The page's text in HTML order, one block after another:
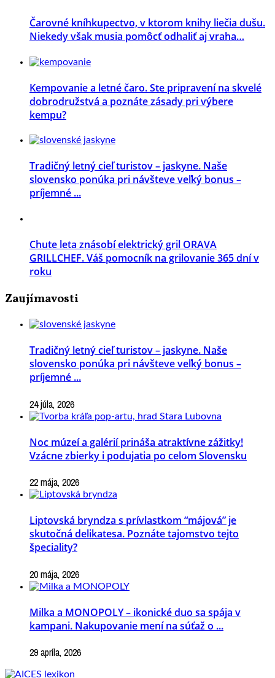
Čarovné kníhkupectvo, v ktorom knihy liečia dušu.
Niekedy však musia pomôcť odhaliť aj vraha…
Kempovanie a letné čaro. Ste pripravení na skvelé
dobrodružstvá a poznáte zásady pri výbere
kempu?
Tradičný letný cieľ turistov – jaskyne. Naše
slovensko ponúka pri návšteve veľký bonus –
príjemné ...
Chute leta znásobí elektrický gril ORAVA
GRILLCHEF. Váš pomocník na grilovanie 365 dní v
roku
Zaujímavosti
Tradičný letný cieľ turistov – jaskyne. Naše
slovensko ponúka pri návšteve veľký bonus –
príjemné ...
24 júla, 2026
Noc múzeí a galérií prináša atraktívne zážitky!
Vzácne zbierky i podujatia po celom Slovensku
22 mája, 2026
Liptovská bryndza s prívlastkom “májová” je
skutočná delikatesa. Poznáte tajomstvo tejto
špeciality?
20 mája, 2026
Milka a MONOPOLY – ikonické duo sa spája v
kampani. Nakupovanie mení na súťaž o ...
29 apríla, 2026